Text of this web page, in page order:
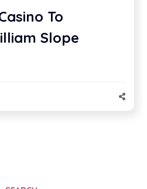
To
Slope